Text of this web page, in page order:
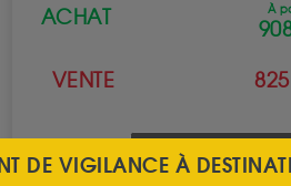
ACHAT À
VENTE
VOIR CE PRODUIT
DE VIGILANCE À